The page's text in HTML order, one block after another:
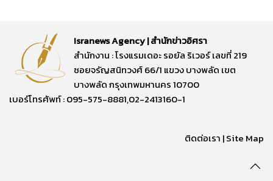
Isranews Agency | สำนักข่าวอิศรา
สำนักงาน : โรงแรมเดอะ รอยัล ริเวอร์ เลขที่ 219
ซอยจรัญสนิทวงศ์ 66/1 แขวง บางพลัด เขต
บางพลัด กรุงเทพมหานคร 10700
เบอร์โทรศัพท์ : 095-575-8881,02-2413160-1
ติดต่อเรา |Site Map